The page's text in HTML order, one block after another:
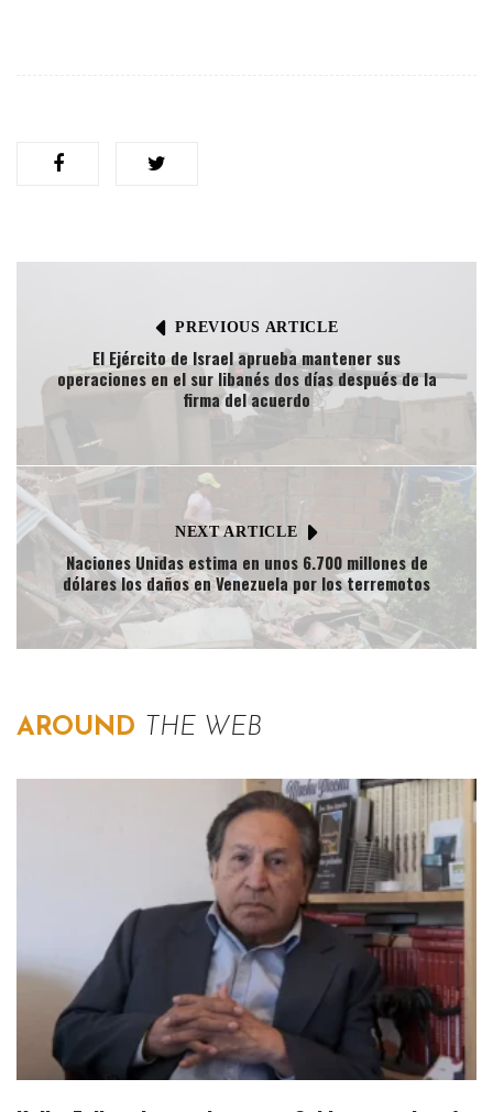
PREVIOUS ARTICLE
El Ejército de Israel aprueba mantener sus
operaciones en el sur libanés dos días después de la
firma del acuerdo
NEXT ARTICLE
Naciones Unidas estima en unos 6.700 millones de
dólares los daños en Venezuela por los terremotos
AROUND THE WEB